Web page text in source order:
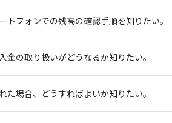
トフォンでの残高の確認手順を知りたい。
金の取り扱いがどうなるか知りたい。
た場合、どうすればよいか知りたい。